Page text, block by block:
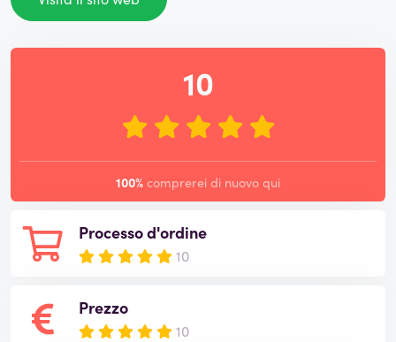
Processo d'ordine
10
Prezzo
10
10
100% comprerei di nuovo qui